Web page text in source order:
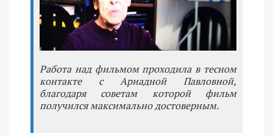
Работа над фильмом проходила в тесном
контакте с Ариадной Павловной,
благодаря советам которой фильм
получился максимально достоверным.